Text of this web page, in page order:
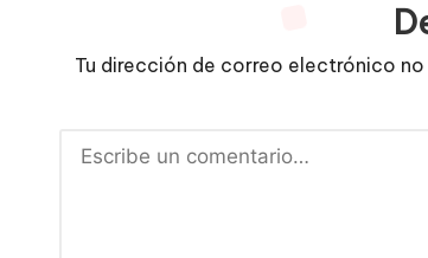
Tu dirección de correo electrónico no